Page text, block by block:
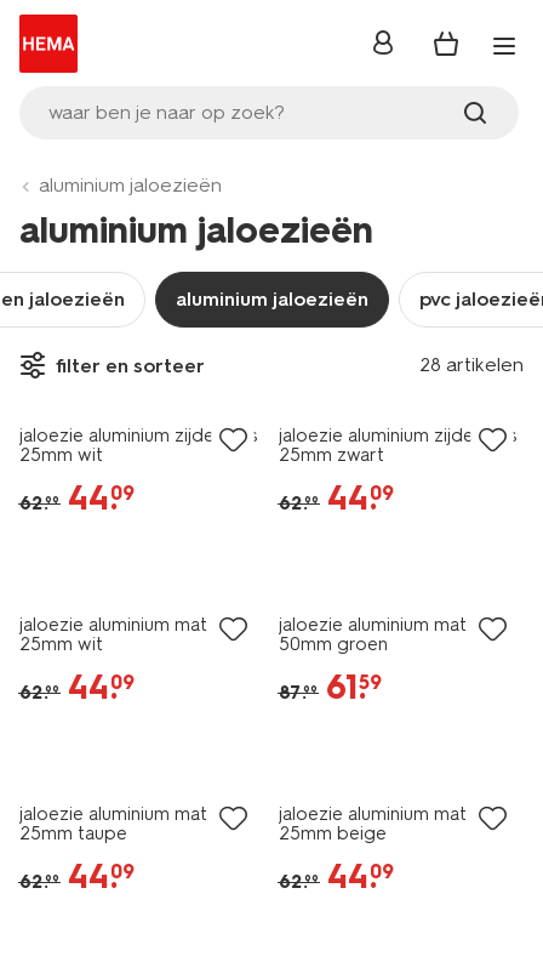
waar ben je naar op zoek?
inloggen
aluminium jaloezieën
aluminium jaloezieën
jaloezieën aluminium jaloezieën pvc
filter en sorteer 28 artikelen
30% korting
jaloezie aluminium zijdeglans
25mm wit
62.99 44.
09
jaloezie aluminium zijdeglans
25mm zwart
62.99 44.
09
jaloezie aluminium mat
25mm wit
62.99 44.
09
jaloezie aluminium mat
50mm groen
87.99 61.
59
jaloezie aluminium mat
25mm taupe
62.99 44.
09
jaloezie aluminium mat
25mm beige
62.99 44.
09